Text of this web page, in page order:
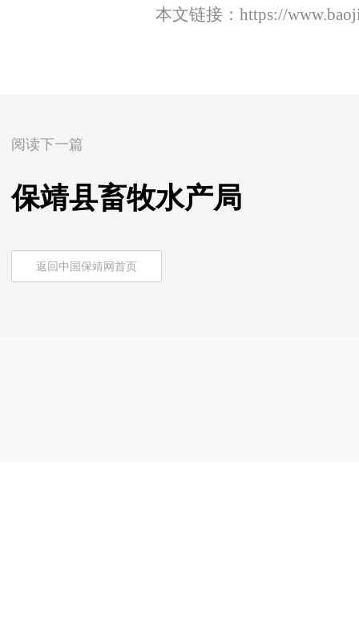
本文链接： https://
阅读下一篇
保靖县畜牧水产局
返回中国保靖网首页